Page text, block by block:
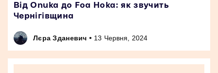
Від Onuka до Foa Hoka: як звучить
Чернігівщина
Лєра Зданевич • 13 Червня, 2024